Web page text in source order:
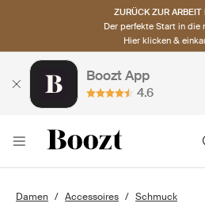
ZURÜCK ZUR ARBEIT
Der perfekte Start in die
Hier klicken &
Boozt App
4.6
Damen Accessoires Schmuck